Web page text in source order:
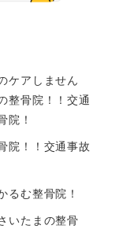
ケアしません
整骨院！！交通
院！
院！！交通事故
るむ整骨院！
いたまの整骨